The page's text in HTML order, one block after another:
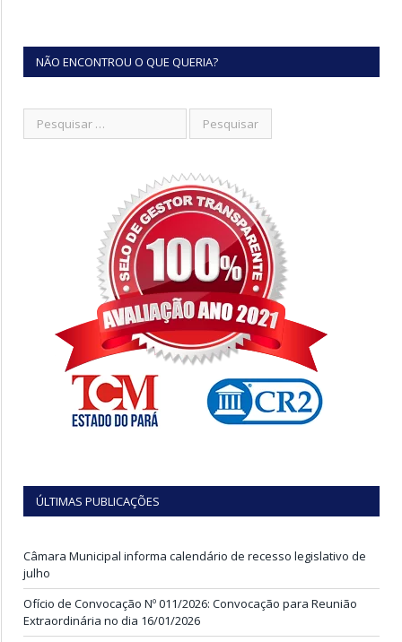
NÃO ENCONTROU O QUE QUERIA?
ÚLTIMAS PUBLICAÇÕES
Câmara Municipal informa calendário de recesso legislativo de
julho
Ofício de Convocação Nº 011/2026: Convocação para Reunião
Extraordinária no dia 16/01/2026